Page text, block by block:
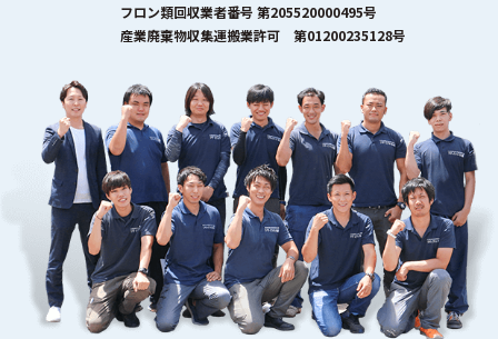
フロン類回収業者番号 第205520000495号
産業廃棄物収集運搬業許可 第01200235128号